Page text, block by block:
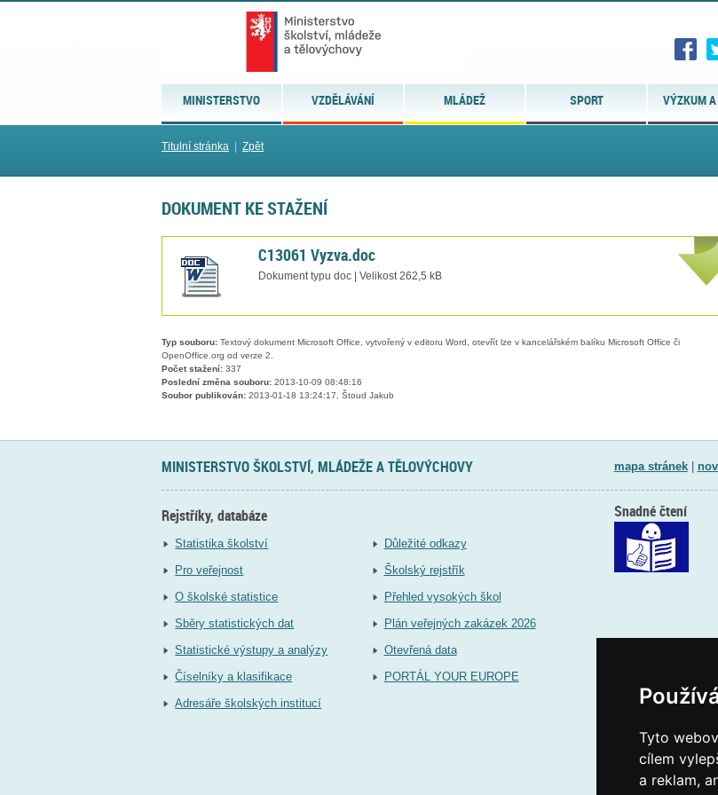
Tyto
cílem
a reklam,
MINISTERSTVO VZDĚLÁVÁNÍ MLÁDEŽ SPORT VÝZKUM
Titulní stránka Zpět
DOKUMENT KE STAŽENÍ
C13061 Vyzva.doc
Dokument typu doc | Velikost 262,5 kB
Typ souboru: Textový dokument Microsoft Office, vytvořený v editoru Word, otevřít lze v kancelářském balíku Microsoft Office či
OpenOffice.org od verze 2.
Počet stažení: 337
Poslední změna souboru: 2013-10-09 08:48:16
Soubor publikován: 2013-01-18 13:24:17, Štoud Jakub
MINISTERSTVO ŠKOLSTVÍ, MLÁDEŽE A TĚLOVÝCHOVY mapa stránek|
Rejstříky, databáze
Statistika školství
Pro veřejnost
O školské statistice
Sběry statistických dat
Statistické výstupy a analýzy
Číselníky a klasifikace
Adresáře školských institucí
Důležité odkazy
Školský rejstřík
Přehled vysokých škol
Plán veřejných zakázek 2026
Otevřená data
PORTÁL YOUR EUROPE
Snadné čtení